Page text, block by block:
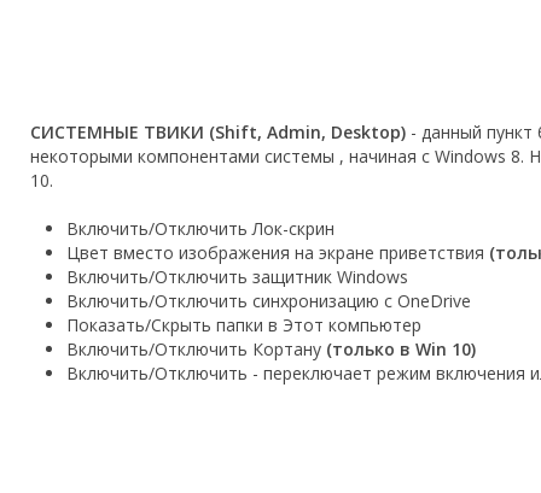
СИСТЕМНЫЕ ТВИКИ (Shift, Admin, Desktop) - данный пункт
некоторыми компонентами системы , начиная с Windows 8.
10.
Включить/Отключить Лок-скрин
Цвет вместо изображения на экране приветствия
Включить/Отключить защитник Windows
Включить/Отключить синхронизацию с OneDrive
Показать/Скрыть папки в Этот компьютер
Включить/Отключить Кортану (только в Win 10)
Включить/Отключить - переключает режим включения